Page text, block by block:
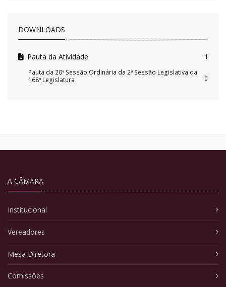
DOWNLOADS
Pauta da Atividade 1
Pauta da 20ª Sessão Ordinária da 2ª Sessão Legislativa da
168ª Legislatura
0
A CÂMARA
Institucional
Vereadores
Mesa Diretora
Comissões